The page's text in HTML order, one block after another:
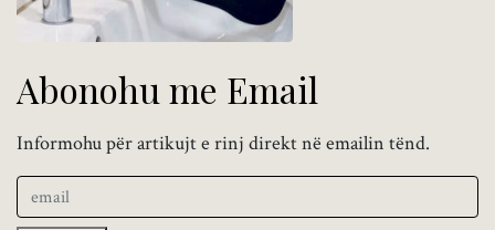
Abonohu me Email
Informohu për artikujt e rinj direkt në emailin tënd.